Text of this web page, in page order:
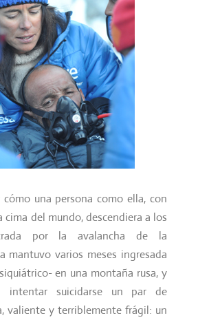
cómo una persona como ella, con
cima del mundo, descendiera a los
por la avalancha de la
mantuvo varios meses ingresada
en una montaña rusa, y
suicidarse un par de
valiente y terriblemente frágil: un